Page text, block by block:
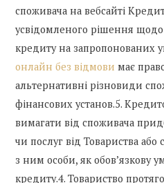
споживача на вебсайті
усвідомленого рішення
кредиту на запропонованих
онлайн без відмови має
альтернативні різновиди
фінансових установ.5.
вимагати від споживача
чи послуг від Товариства або
з ним особи, як обов’язкову
кредиту.4. Товариство